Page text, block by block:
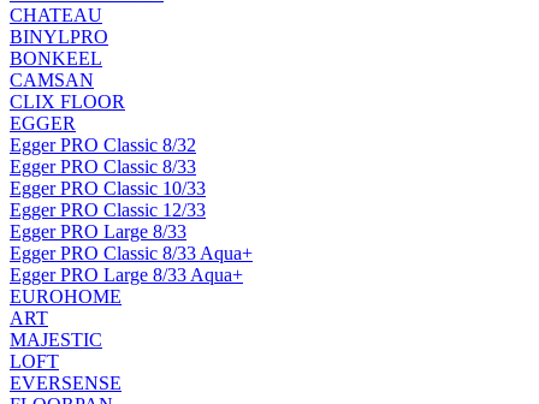
CHATEAU
BINYLPRO
BONKEEL
CAMSAN
CLIX FLOOR
EGGER
Egger PRO Classic 8/32
Egger PRO Classic 8/33
Egger PRO Classic 10/33
Egger PRO Classic 12/33
Egger PRO Large 8/33
Egger PRO Classic 8/33 Aqua+
Egger PRO Large 8/33 Aqua+
EUROHOME
ART
MAJESTIC
LOFT
EVERSENSE